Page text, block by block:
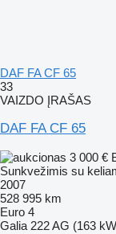
DAF FA CF 65
33
VAIZDO ĮRAŠAS
DAF FA CF 65
3 000 €
Sunkvežimis su
2007
528 995 km
Euro 4
Galia 222 AG (163